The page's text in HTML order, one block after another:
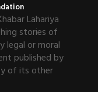
Lahariya
stories of
legal or moral
published by
of its other